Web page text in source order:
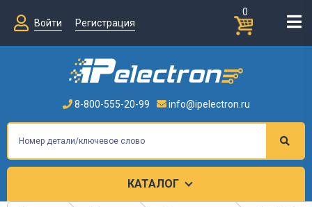
0
Войти
Регистрация
8-800-555-20-99 info@ipelectron.ru
КАТАЛОГ